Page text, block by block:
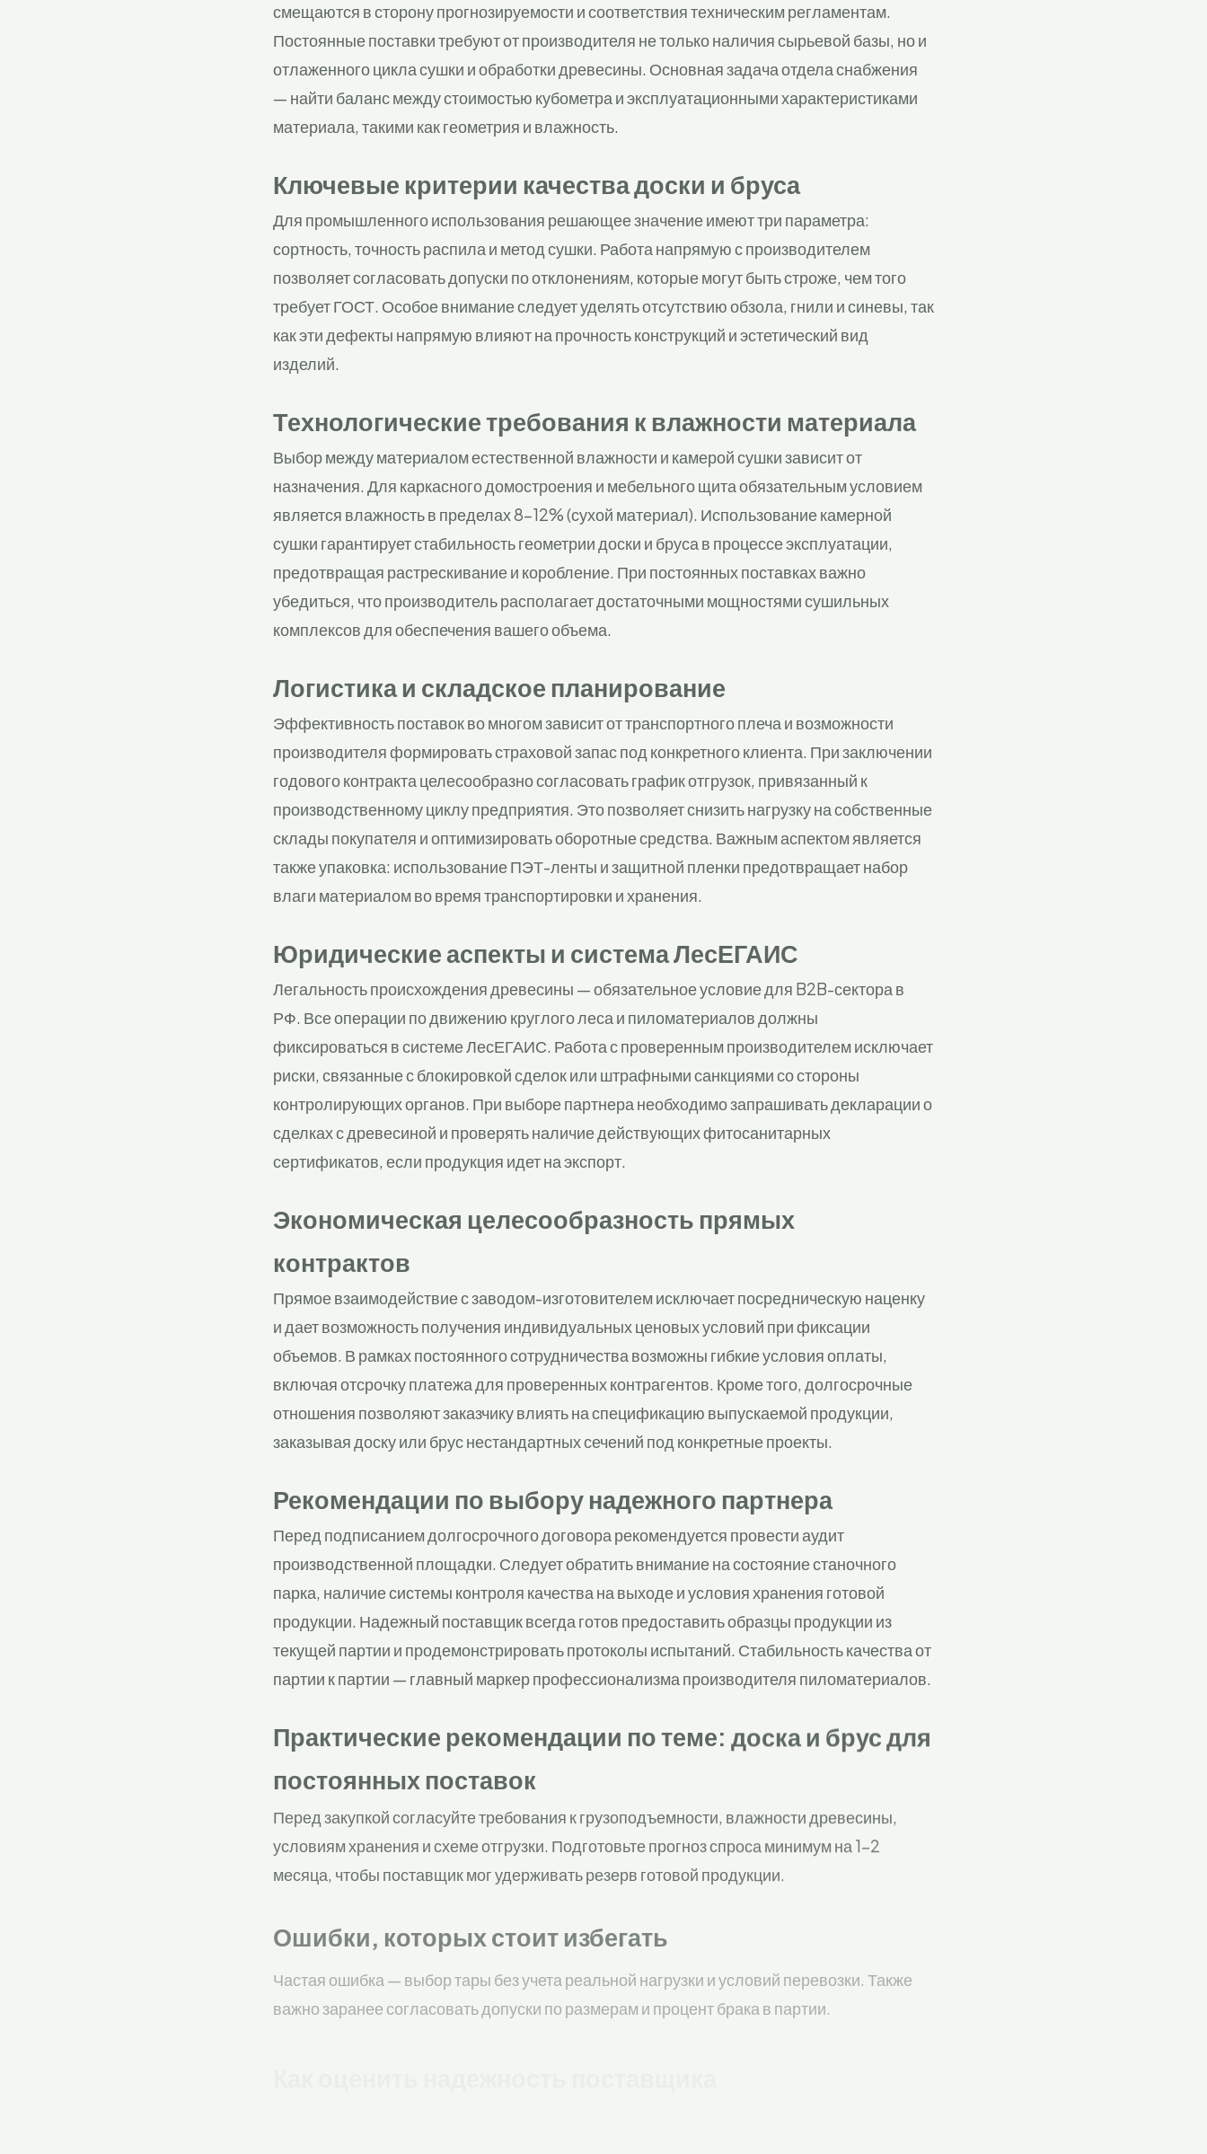
смещаются в сторону прогнозируемости и соответствия техническим регламентам.
Постоянные поставки требуют от производителя не только наличия сырьевой базы, но и
отлаженного цикла сушки и обработки древесины. Основная задача отдела снабжения
— найти баланс между стоимостью кубометра и эксплуатационными характеристиками
материала, такими как геометрия и влажность.
Ключевые критерии качества доски и бруса
Для промышленного использования решающее значение имеют три параметра:
сортность, точность распила и метод сушки. Работа напрямую с производителем
позволяет согласовать допуски по отклонениям, которые могут быть строже, чем того
требует ГОСТ. Особое внимание следует уделять отсутствию обзола, гнили и синевы, так
как эти дефекты напрямую влияют на прочность конструкций и эстетический вид
изделий.
Технологические требования к влажности материала
Выбор между материалом естественной влажности и камерой сушки зависит от
назначения. Для каркасного домостроения и мебельного щита обязательным условием
является влажность в пределах 8-12% (сухой материал). Использование камерной
сушки гарантирует стабильность геометрии доски и бруса в процессе эксплуатации,
предотвращая растрескивание и коробление. При постоянных поставках важно
убедиться, что производитель располагает достаточными мощностями сушильных
комплексов для обеспечения вашего объема.
Логистика и складское планирование
Эффективность поставок во многом зависит от транспортного плеча и возможности
производителя формировать страховой запас под конкретного клиента. При заключении
годового контракта целесообразно согласовать график отгрузок, привязанный к
производственному циклу предприятия. Это позволяет снизить нагрузку на собственные
склады покупателя и оптимизировать оборотные средства. Важным аспектом является
также упаковка: использование ПЭТ-ленты и защитной пленки предотвращает набор
влаги материалом во время транспортировки и хранения.
Юридические аспекты и система ЛесЕГАИС
Легальность происхождения древесины — обязательное условие для B2B-сектора в
РФ. Все операции по движению круглого леса и пиломатериалов должны
фиксироваться в системе ЛесЕГАИС. Работа с проверенным производителем исключает
риски, связанные с блокировкой сделок или штрафными санкциями со стороны
контролирующих органов. При выборе партнера необходимо запрашивать декларации о
сделках с древесиной и проверять наличие действующих фитосанитарных
сертификатов, если продукция идет на экспорт.
Экономическая целесообразность прямых
контрактов
Прямое взаимодействие с заводом-изготовителем исключает посредническую наценку
и дает возможность получения индивидуальных ценовых условий при фиксации
объемов. В рамках постоянного сотрудничества возможны гибкие условия оплаты,
включая отсрочку платежа для проверенных контрагентов. Кроме того, долгосрочные
отношения позволяют заказчику влиять на спецификацию выпускаемой продукции,
заказывая доску или брус нестандартных сечений под конкретные проекты.
Рекомендации по выбору надежного партнера
Перед подписанием долгосрочного договора рекомендуется провести аудит
производственной площадки. Следует обратить внимание на состояние станочного
парка, наличие системы контроля качества на выходе и условия хранения готовой
продукции. Надежный поставщик всегда готов предоставить образцы продукции из
текущей партии и продемонстрировать протоколы испытаний. Стабильность качества от
партии к партии — главный маркер профессионализма производителя пиломатериалов.
Практические рекомендации по теме: доска и брус для
постоянных поставок
Перед закупкой согласуйте требования к грузоподъемности, влажности древесины,
условиям хранения и схеме отгрузки. Подготовьте прогноз спроса минимум на 1-2
месяца, чтобы поставщик мог удерживать резерв готовой продукции.
Ошибки, которых стоит избегать
важно заранее согласовать допуски по размерам и процент брака в партии.